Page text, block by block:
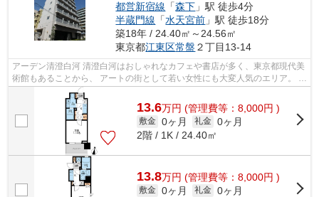
都営新宿線 「森下 」駅 徒歩4分
半蔵門線 「水天宮前 」駅 徒歩18分
築18年 / 24.40㎡～24.56㎡
東京都江東区常盤 ２丁目13-14
アーデン清澄白河 清澄白河はおしゃれなカフェや書店が多く、東京都現代美
術館もあることから、 アートの街として若い女性にも大変人気のエリア。 ま
た、江戸資料館や清澄庭園、木場...
13.6万円 (管理費等：8,000円 )
敷金 0ヶ月 礼金 0ヶ月
2階 / 1K / 24.40㎡
13.8万円 (管理費等：8,000円 )
敷金 0ヶ月 礼金 0ヶ月